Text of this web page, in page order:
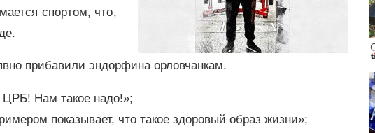
спортом, что,
прибавили эндорфина орловчанкам.
Нам такое надо!»;
показывает, что такое здоровый образ жизни»;